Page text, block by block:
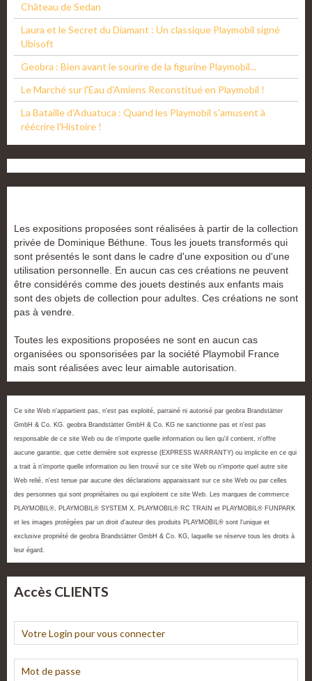
Château de Sedan
Laura et le Secret du Diamant : Un classique Playmobil signé
Ubisoft
Geobra : Bien avant le sourire de la figurine Playmobil...
Le Marché sur l'Eau d'Amiens Reconstitué en Playmobil !
La Bataille d'Aduatuca : Quand les Playmobil s'amusent à
réécrire l'Histoire !
Les expositions proposées sont réalisées à partir de la collection
privée de Dominique Béthune. Tous les jouets transformés qui
sont présentés le sont dans le cadre d'une exposition ou d'une
utilisation personnelle. En aucun cas ces créations ne peuvent
être considérés comme des jouets destinés aux enfants mais
sont des objets de collection pour adultes. Ces créations ne sont
pas à vendre.
Toutes les expositions proposées ne sont en aucun cas
organisées ou sponsorisées par la société Playmobil France
mais sont réalisées avec leur aimable autorisation.
Ce site Web n'appartient pas, n'est pas exploité, parrainé ni autorisé par geobra Brandstätter
GmbH & Co. KG. geobra Brandstätter GmbH & Co. KG ne sanctionne pas et n'est pas
responsable de ce site Web ou de n'importe quelle information ou lien qu'il contient, n'offre
aucune garantie, que cette dernière soit expresse (EXPRESS WARRANTY) ou implicite en ce qui
a trait à n'importe quelle information ou lien trouvé sur ce site Web ou n'importe quel autre site
Web relié, n'est tenue par aucune des déclarations apparaissant sur ce site Web ou par celles
des personnes qui sont propriétaires ou qui exploitent ce site Web. Les marques de commerce
PLAYMOBIL®, PLAYMOBIL® SYSTEM X, PLAYMOBIL® RC TRAIN et PLAYMOBIL® FUNPARK
et les images protégées par un droit d'auteur des produits PLAYMOBIL® sont l'unique et
exclusive propriété de geobra Brandstätter GmbH & Co. KG, laquelle se réserve tous les droits à
leur égard.
Accès CLIENTS